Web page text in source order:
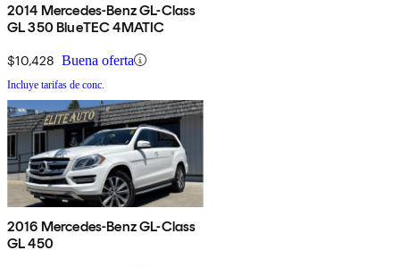
2014 Mercedes-Benz GL-Class
GL 350 BlueTEC 4MATIC
$10,428 Buena oferta
Incluye tarifas de conc.
2016 Mercedes-Benz GL-Class
GL 450